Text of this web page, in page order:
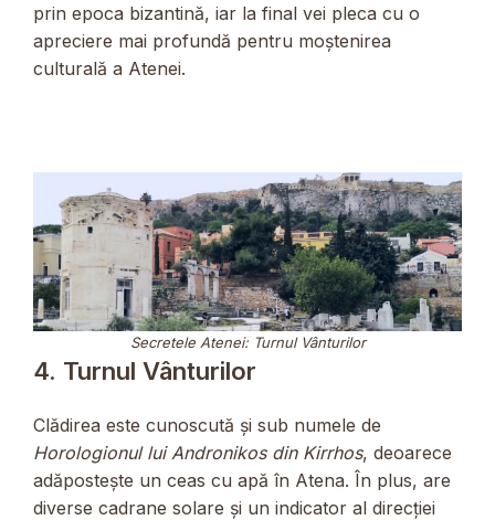
prin epoca bizantină, iar la final vei pleca cu o
apreciere mai profundă pentru moștenirea
culturală a Atenei.
Secretele Atenei: Turnul Vânturilor
4. Turnul Vânturilor
Clădirea este cunoscută și sub numele de
Horologionul lui Andronikos din Kirrhos, deoarece
adăpostește un ceas cu apă în Atena. În plus, are
diverse cadrane solare și un indicator al direcției